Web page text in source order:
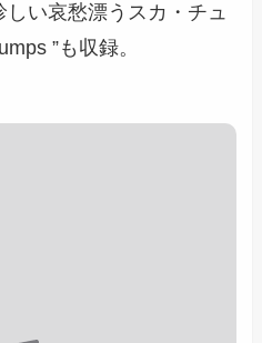
い哀愁漂うスカ・チュ
”も収録。